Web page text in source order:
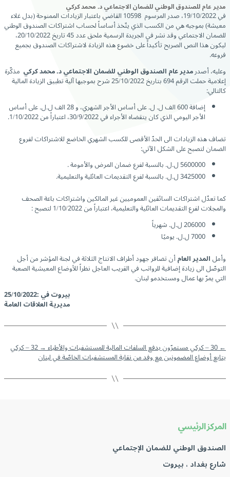
مدير عام للصندوق الوطني للضمان الاجتماعي د. محمد كركي
في 19/10/2022، صدر المرسوم 10598 القاضي باعتبار الزيادات الممنوحة (بدل غلاء
معيشة) بموجبه هي من الكسب الذي يتّخذ أساساً لحساب اشتراكات الصندوق الوطني
للضمان الاجتماعي وقد نشر في الجريدة الرسمية ملحق عدد 45 تاريخ 20/10/2022،
ليكون هذا النص الصريح تأكيداً على خضوع هذه الزيادة لاشتراكات الصندوق بجميع
فروعه.
وعليه، أصدرمدير عام الصندوق الوطني للضمان الاجتماعي د. محمد كركي مذكّرة
إعلامية حملت الرقم 694 بتاريخ 25/10/2022 شرح بموجبها آلية تطبيق الزيادة المالية
كالتالي:
إضافة 600 الف ل. ل. على أساس الأجر الشهري، و 28 الف ل.ل. على أساس
الأجر اليومي الذي كان يتقضاه الأجراء في 30/9/2022، اعتباراً من 1/10/2022.
تضاف هذه الزيادات الى الحدّ الأقصى للكسب الشهري الخاضع للاشتراكات لفروع
الضمان لتصبح على الشكل الآتي:
5600000 ل.ل. بالنسبة لفرع ضمان المرض والأمومة .
3425000 ل.ل. بالنسبة لفرع التقديمات العائلية والتعليمية.
كما تعدّل اشتراكات السائقين العموميين غير المالكين واشتراكات باعة الصحف
والمجلات لفرع التقديمات العائلية والتعليمية، اعتباراً من 1/10/2022 لتصبح :
206000 ل.ل. شهرياً
7000 ل.ل. يوميًا
وأملالمدير العامأن تضافر جهود أطراف الانتاج الثلاثة في لجنة المؤشر من أجل
التوصّل الى زيادة إضافية للرواتب في القريب العاجل نظراً للأوضاع المعيشية الصعبة
التي يمرّ بها عمال ومستخدمو لبنان.
بيروت في :25/10/2022
مديرية العلاقات العامة
←30 – كركي مستمرّون بدفع السلفات المالية للمستشفيات والأطباء → 32 – كركي
يتابع أوضاع المضمونين مع وفد من نقابة المستشفيات الخاصّة في لبنان
المركز الرئيسي
الصندوق الوطني للضمان الإجتماعي
شارع بغداد ، بيروت